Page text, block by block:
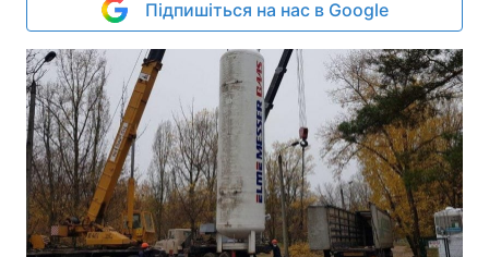
Підпишіться на нас в Google